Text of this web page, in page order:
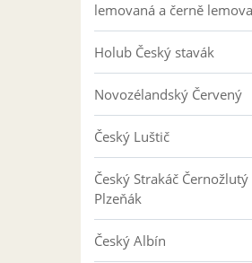
lemovaná a černě
Holub Český stavák
Novozélandský Červený
Český Luštič
Český Strakáč Černožlutý
Plzeňák
Český Albín